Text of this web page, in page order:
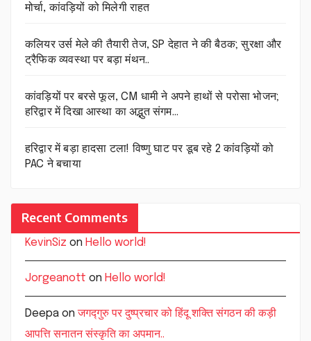
मोर्चा, कांवड़ियों को मिलेगी राहत
कलियर उर्स मेले की तैयारी तेज, SP देहात ने की बैठक; सुरक्षा और
ट्रैफिक व्यवस्था पर बड़ा मंथन..
कांवड़ियों पर बरसे फूल, CM धामी ने अपने हाथों से परोसा भोजन;
हरिद्वार में दिखा आस्था का अद्भुत संगम…
हरिद्वार में बड़ा हादसा टला! विष्णु घाट पर डूब रहे 2 कांवड़ियों को
PAC ने बचाया
Recent Comments
KevinSiz on Hello world!
Jorgeanott on Hello world!
Deepa onजगद्गुरु पर दुष्प्रचार को हिंदू शक्ति संगठन की कड़ी
आपत्ति सनातन संस्कृति का अपमान..